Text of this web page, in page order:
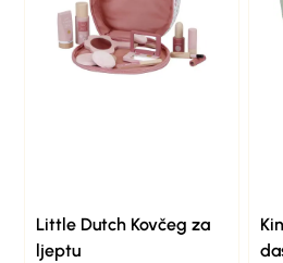
Little Dutch Kovčeg za
ljeptu